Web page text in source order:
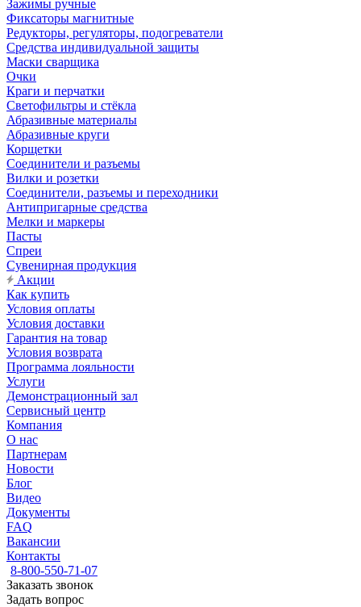
Зажимы ручные
Фиксаторы магнитные
Редукторы, регуляторы, подогреватели
Средства индивидуальной защиты
Маски сварщика
Очки
Краги и перчатки
Светофильтры и стёкла
Абразивные материалы
Абразивные круги
Корщетки
Соединители и разъемы
Вилки и розетки
Соединители, разъемы и переходники
Антипригарные средства
Мелки и маркеры
Пасты
Спреи
Сувенирная продукция
Акции
Как купить
Условия оплаты
Условия доставки
Гарантия на товар
Условия возврата
Программа лояльности
Услуги
Демонстрационный зал
Сервисный центр
Компания
О нас
Партнерам
Новости
Блог
Видео
Документы
FAQ
Вакансии
Контакты
8-800-550-71-07
Заказать звонок
Задать вопрос